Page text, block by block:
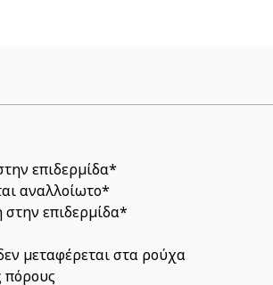
επιδερμίδα*
αναλλοίωτο*
επιδερμίδα*
μεταφέρεται στα ρούχα
πόρους